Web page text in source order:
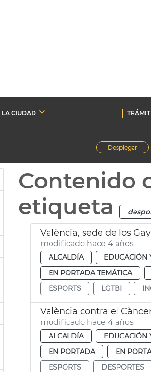
LA CIUDAD
Desplegar
Contenido
etiqueta
València, sede de los
modificado hace 4 años
ALCALDÍA EDUCACIÓN
EN PORTADA TEMÁTICA
ESPORTS
LGTBI
València contra el Càncer
modificado hace 4 años
ALCALDÍA EDUCACIÓN
EN PORTADA
EN
ESPORTS
DESPORTES